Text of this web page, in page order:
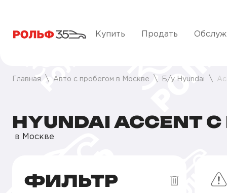
Купить Продать
Главная Авто с пробегом в Москве Б/у Hyundai
HYUNDAI ACCENT
в Москве
ФИЛЬТР